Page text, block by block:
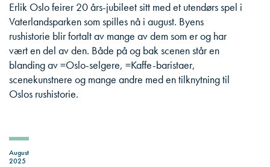
Erlik Oslo feirer 20 års-jubileet sitt med et utendørs spel i
Vaterlandsparken som spilles nå i august. Byens
rushistorie blir fortalt av mange av dem som er og har
vært en del av den. Både på og bak scenen står en
blanding av =Oslo-selgere, =Kaffe-baristaer,
scenekunstnere og mange andre med en tilknytning til
Oslos rushistorie.
August
2025